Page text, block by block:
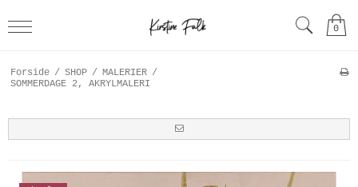
0
Forside / SHOP / MALERIER /
SOMMERDAGE 2, AKRYLMALERI